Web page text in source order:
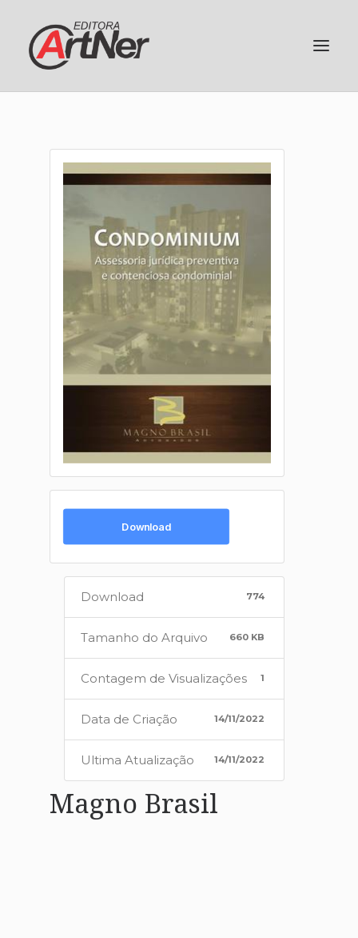
Download
Download 774
Tamanho do Arquivo 660 KB
Contagem de Visualizações 1
Data de Criação 14/11/2022
Ultima Atualização 14/11/2022
Magno Brasil